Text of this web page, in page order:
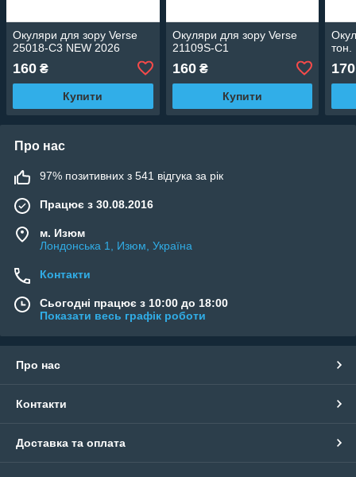
Окуляри для зору Verse
25018-C3 NEW 2026
160 ₴
Купити
Окуляри для зору Verse
21109S-C1
160₴
Купити
тон.
170
Про нас
97% позитивних з 541 відгука за рік
Працює з 30.08.2016
м. Изюм
Лондонська 1, Изюм, Україна
Контакти
Сьогодні працює з 10:00 до 18:00
Показати весь графік роботи
Про нас
Контакти
Доставка та оплата